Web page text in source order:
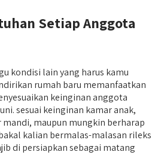
Setiap Anggota
kondisi lain yang harus kamu
rumah baru memanfaatkan
keinginan anggota
sesuai keinginan kamar anak,
maupun mungkin berharap
kalian bermalas-malasan rileks
di persiapkan sebagai matang